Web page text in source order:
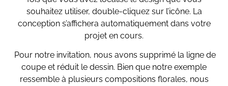
souhaitez utiliser, double-cliquez sur l’icône. La
conception s’affichera automatiquement dans votre
projet en cours.
Pour notre invitation, nous avons supprimé la ligne de
coupe et réduit le dessin. Bien que notre exemple
ressemble à plusieurs compositions florales, nous